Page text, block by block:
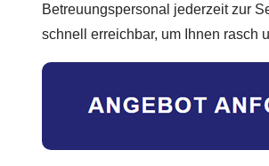
Betreuungspersonal jederzeit zur
schnell erreichbar, um Ihnen rasch